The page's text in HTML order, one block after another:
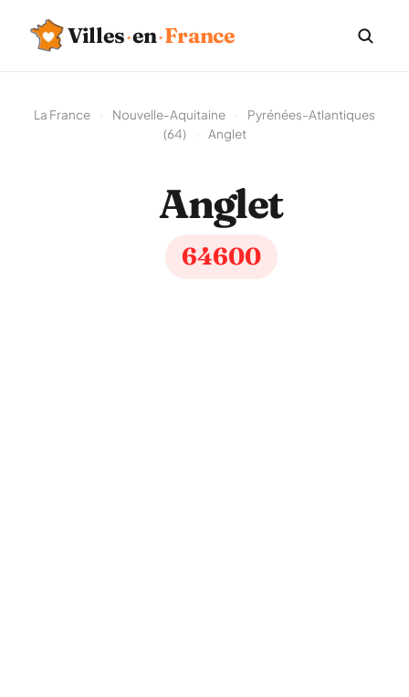
Villes·en·France
La France Nouvelle-Aquitaine
Pyrénées-Atlantiques
(64)
Anglet
Anglet
64600